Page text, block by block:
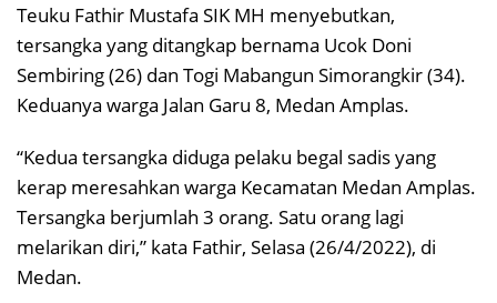
Teuku Fathir Mustafa SIK MH menyebutkan,
tersangka yang ditangkap bernama Ucok Doni
Sembiring (26) dan Togi Mabangun Simorangkir (34).
Keduanya warga Jalan Garu 8, Medan Amplas.
“Kedua tersangka diduga pelaku begal sadis yang
kerap meresahkan warga Kecamatan Medan Amplas.
Tersangka berjumlah 3 orang. Satu orang lagi
melarikan diri,” kata Fathir, Selasa (26/4/2022), di
Medan.